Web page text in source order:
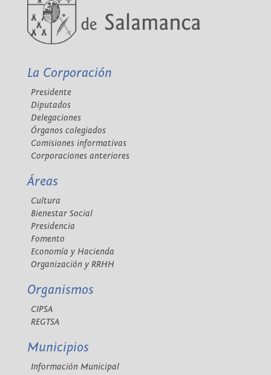
La Corporación
Presidente
Diputados
Delegaciones
Órganos colegiados
Comisiones informativas
Corporaciones anteriores
Áreas
Cultura
Bienestar Social
Presidencia
Fomento
Economía y Hacienda
Organización y RRHH
Organismos
CIPSA
REGTSA
Municipios
Información Municipal